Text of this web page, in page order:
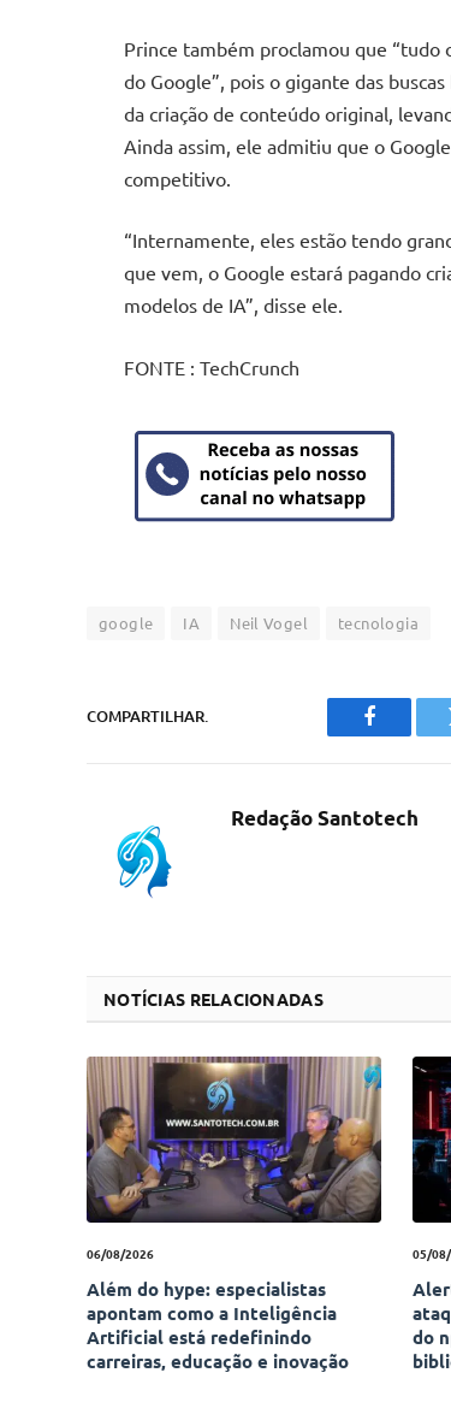
Prince também proclamou que “tudo
do Google”, pois o gigante das
da criação de conteúdo original,
Ainda assim, ele admitiu que o
competitivo.
“Internamente, eles estão tendo
que vem, o Google estará pagando
modelos de IA”, disse ele.
FONTE : TechCrunch
google IA Neil Vogel tecnologia
COMPARTILHAR.
Facebook
Redação Santotech
NOTÍCIAS RELACIONADAS
06/08/2026
Além do hype: especialistas
apontam como a Inteligência
Artificial está redefinindo
carreiras, educação e inovação
05/
do